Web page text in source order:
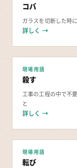
コバ
ガラスを切断した時
詳しく →
現場用語
殺す
工事の工程の中で不
と
詳しく →
現場用語
転び